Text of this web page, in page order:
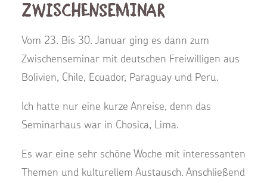
Zwischenseminar
Vom 23. Bis 30. Januar ging es dann zum
Zwischenseminar mit deutschen Freiwilligen aus
Bolivien, Chile, Ecuador, Paraguay und Peru.
Ich hatte nur eine kurze Anreise, denn das
Seminarhaus war in Chosica, Lima.
Es war eine sehr schöne Woche mit interessanten
Themen und kulturellem Austausch. Anschließend